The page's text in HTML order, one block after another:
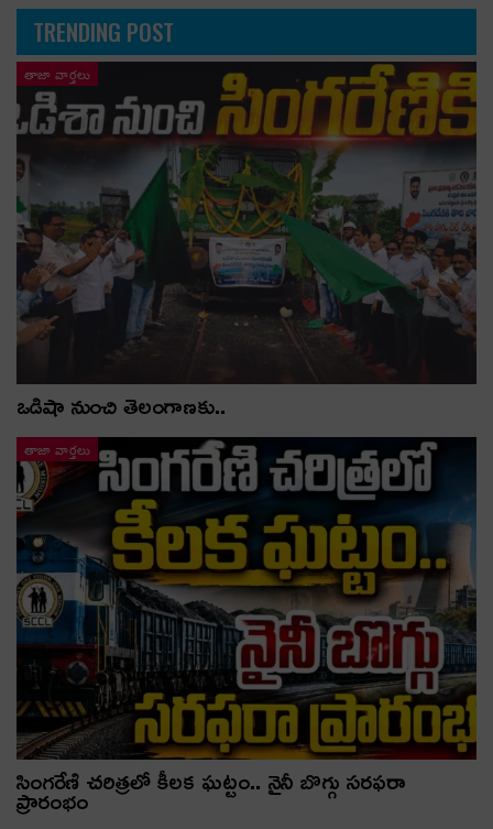
TRENDING POST
తాజా వార్తలు
ఒడిషా నుంచి తెలంగాణ‌కు..
తాజా వార్తలు
సింగరేణి చరిత్రలో కీలక ఘట్టం.. నైనీ బొగ్గు సరఫరా
ప్రారంభం